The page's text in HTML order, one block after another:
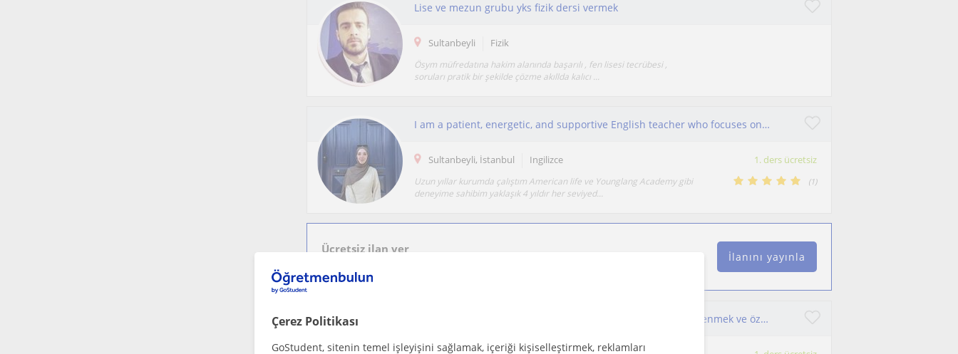
Çerez Politikası
GoStudent, sitenin temel işleyişini sağlamak, içeriği kişiselleştirmek, reklamları
Lise ve mezun grubu yks fizik dersi vermek
Sultanbeyli Fizik
Ösym müfredatına hakim alanında başarılı , fen lisesi tecrübesi ,
soruları pratik bir şekilde çözme akıllda kalıcı ...
I am a patient, energetic, and supportive English teacher who focuses on helping students feel comfortable and confident
Sultanbeyli, İstanbul Ingilizce 1. ders ücretsiz
Uzun yıllar kurumda çalıştım American life ve Younglang Academy gibi
deneyime sahibim yaklaşık 4 yıldır her seviyed...
(1)
Ücretsiz ilan ver
İlanını yayınla
Hem uygun fiyatlı hem eğlence ve motivasyonla ingilizce ögrenmek ve özgüvenli bir şekilde konuşmak istiyorsanız doğru yerdesiniz